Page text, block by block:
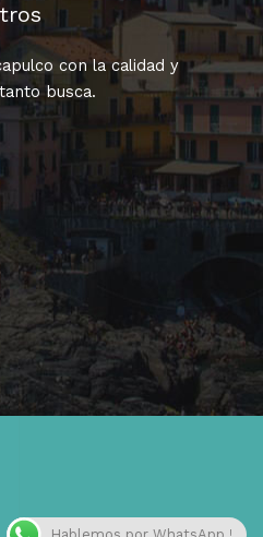
con la calidad y
busca.